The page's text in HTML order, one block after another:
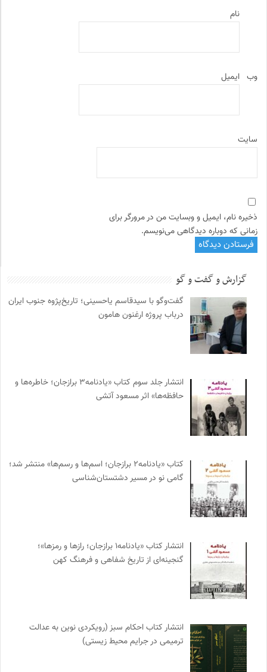
نام
ایمیل وب‌
سایت
ذخیره نام، ایمیل و وبسایت من در مرورگر برای
زمانی که دوباره دیدگاهی می‌نویسم.
گزارش و گفت و گو
گفت‌وگو با سیدقاسم یاحسینی؛ تاریخ‌پژوه جنوب ایران
درباب پروژه ارغنون هامون
انتشار جلد سوم کتاب «یادنامه۳ برازجان؛ خاطره‌ها و
حافظه‌ها» اثر مسعود آتشی
کتاب «یادنامه۲ برازجان؛ اسم‌ها و رسم‌ها» منتشر شد؛
گامی نو در مسیر دشتستان‌شناسی
انتشار کتاب «یادنامه۱ برازجان؛ رازها و رمزها»؛
گنجینه‌ای از تاریخ شفاهی و فرهنگ کهن
انتشار کتاب احکام سبز (رویکردی نوین به عدالت
ترمیمی در جرایم محیط‌ زیستی)